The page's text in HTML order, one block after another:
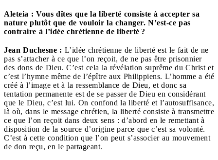
Aleteia : Vous dîtes que la liberté consiste à accepter sa
nature plutôt que de vouloir la changer. N’est-ce pas
contraire à l’idée chrétienne de liberté ?
Jean Duchesne : L’idée chrétienne de liberté est le fait de ne
pas s’attacher à ce que l’on reçoit, de ne pas être prisonnier
des dons de Dieu. C’est cela la révélation suprême du Christ et
c’est l’hymne même de l’épître aux Philippiens. L’homme a été
créé à l’image et à la ressemblance de Dieu, et donc sa
tentation permanente est de se passer de Dieu en considérant
que le Dieu, c’est lui. On confond la liberté et l’autosuffisance,
là où, dans le message chrétien, la liberté consiste à transmettre
ce que l’on reçoit dans deux sens : d’abord en le remettant à
disposition de la source d’origine parce que c’est sa volonté.
C’est à cette condition que l’on peut s’associer au mouvement
de don reçu, en le partageant.